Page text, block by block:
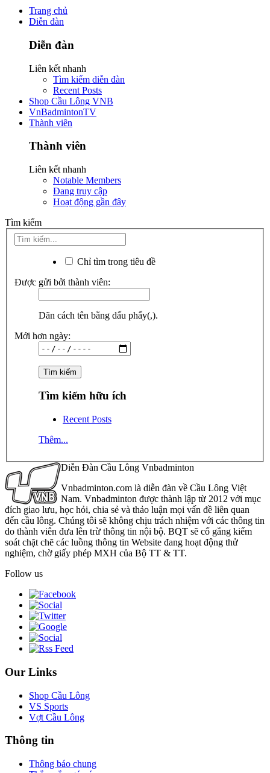
Trang chủ
Diễn đàn
Diễn đàn
Liên kết nhanh
Tìm kiếm diễn đàn
Recent Posts
Shop Cầu Lông VNB
VnBadmintonTV
Thành viên
Thành viên
Liên kết nhanh
Notable Members
Đang truy cập
Hoạt động gần đây
Tìm kiếm
Chỉ tìm trong tiêu đề
Được gửi bởi thành viên:
Dãn cách tên bằng dấu phẩy(,).
Mới hơn ngày:
Tìm kiếm hữu ích
Recent Posts
Thêm...
Diễn Đàn Cầu Lông Vnbadminton
Vnbadminton.com là diễn đàn về Cầu Lông Việt
Nam. Vnbadminton được thành lập từ 2012 với mục
đích giao lưu, học hỏi, chia sẻ và thảo luận mọi vấn đề liên quan
đến cầu lông. Chúng tôi sẽ không chịu trách nhiệm với các thông tin
do thành viên đưa lên trừ thông tin nội bộ. BQT sẽ cố gắng kiểm
soát chặt chẽ các luồng thông tin Website đang hoạt động thử
nghiệm, chờ giấy phép MXH của Bộ TT & TT.
Follow us
Our Links
Shop Cầu Lông
VS Sports
Vợt Cầu Lông
Thông tin
Thông báo chung